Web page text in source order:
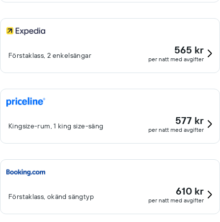
Förstaklass, 2 enkelsängar 565 kr
per natt med avgifter
Kingsize-rum, 1 king size-säng 577 kr
per natt med avgifter
Förstaklass, okänd sängtyp 610 kr
per natt med avgifter